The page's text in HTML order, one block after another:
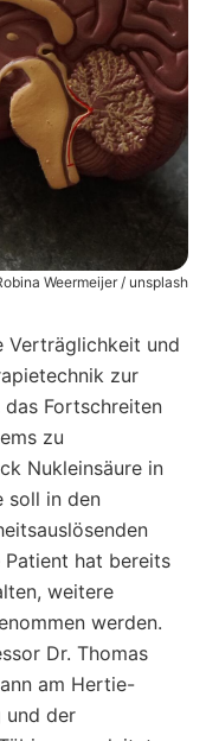
Weermeijer / unsplash
Verträglichkeit und
zur
das Fortschreiten
zu
Nukleinsäure in
soll in den
hat bereits
weitere
werden.
Dr. Thomas
am Hertie-
und der